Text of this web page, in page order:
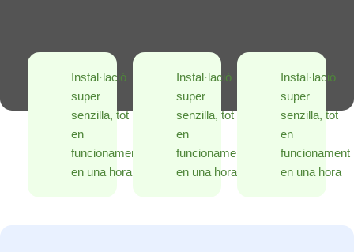
Instal·lació
super
senzilla, tot
en
funcionament
en una hora
Instal·lació
super
senzilla, tot
en
funcionament
en una hora
Instal·lació
super
senzilla, tot
en
funcionament
en una hora